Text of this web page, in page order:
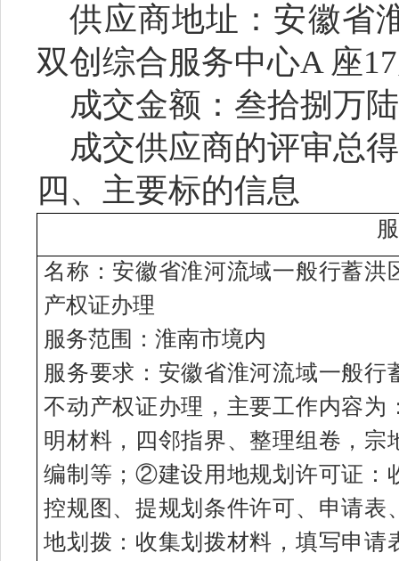
供应商地址：安徽省
双创综合服务中心A 座17
成交金额： 叁拾捌万
成交供应商的评审总
四、主要标的信息
名称： 安徽省淮河流域一般行蓄洪
产权证办理
服务范围：淮南市境内
服务要求 ： 安徽省淮河流域一般行
不动产权证办理，主要工作内容为
明材料，四邻指界、整理组卷，
编制等；②建设用地规划许可证：
控规图、提规划条件许可、申请
地划拨：收集划拨材料，填写申